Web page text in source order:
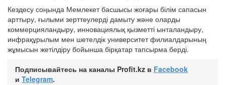
Кездесу соңында Мемлекет басшысы жоғары білім сапасын
арттыру, ғылыми зерттеулерді дамыту және оларды
коммерцияландыру, инновациялық қызметті ынталандыру,
инфрақұрылым мен шетелдік университет филиалдарының
жұмысын жетілдіру бойынша бірқатар тапсырма берді.
Подписывайтесь на каналы Profit.kz в Facebook
и Telegram.